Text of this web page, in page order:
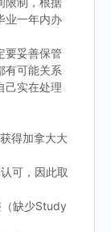
业一年内办
妥善保管
有可能关系
己实在处理
得加拿大大
可，因此取
缺少Study